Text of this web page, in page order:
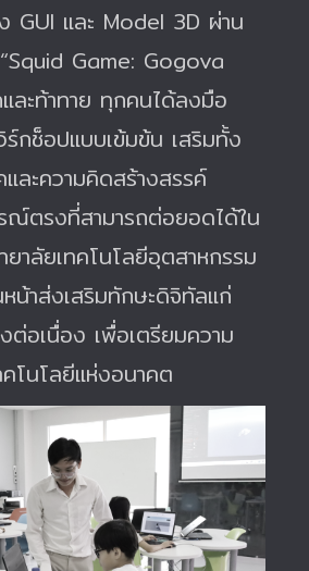
GUI และ Model 3D ผ่าน
Game: Gogova
ละท้าทาย ทุกคนได้ลงมือ
กช็อปแบบเข้มข้น เสริมทั้ง
ละความคิดสร้างสรรค์
ณ์ตรงที่สามารถต่อยอดได้ใน
าลัยเทคโนโลยีอุตสาหกรรม
น้าส่งเสริมทักษะดิจิทัลแก่
ต่อเนื่อง เพื่อเตรียมความ
โนโลยีแห่งอนาคต